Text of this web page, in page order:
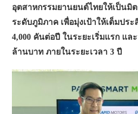
อุตสาหกรรมยานยนต์ไทยให้เป็นมิ
ระดับภูมิภาค เพื่อมุ่งเป้าให้เต็มปร
4,000 คันต่อปี ในระยะเริ่มแรก แล
ล้านบาท ภายในระยะเวลา 3 ปี